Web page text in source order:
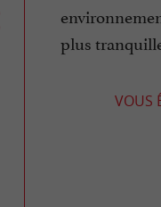
plus
VOUS